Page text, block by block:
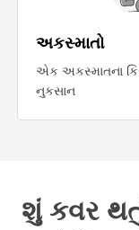
અકસ્માતો
એક અકસ્માતના
નુકસાન
શું કવર